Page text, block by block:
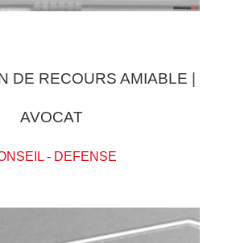
DE RECOURS AMIABLE |
AVOCAT
- DEFENSE